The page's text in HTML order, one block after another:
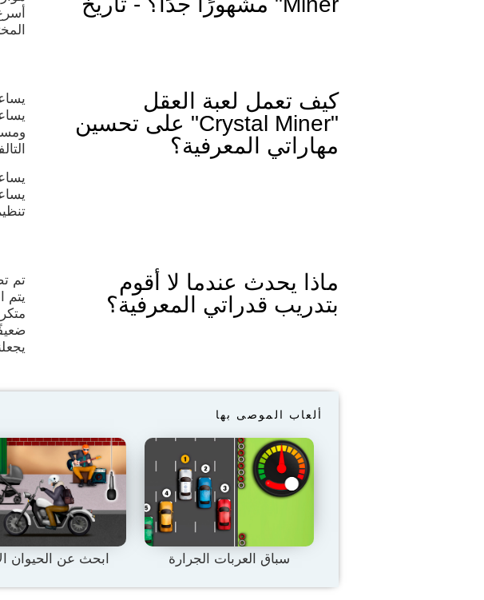
كيف تعمل لعبة العقل
"Crystal Miner" على تحسين
مهاراتي المعرفية؟
ماذا يحدث عندما لا أقوم
بتدريب قدراتي المعرفية؟
تم
يتم
ألعاب الموصى بها
سباق العربات الجرارة ابحث عن الحيوان